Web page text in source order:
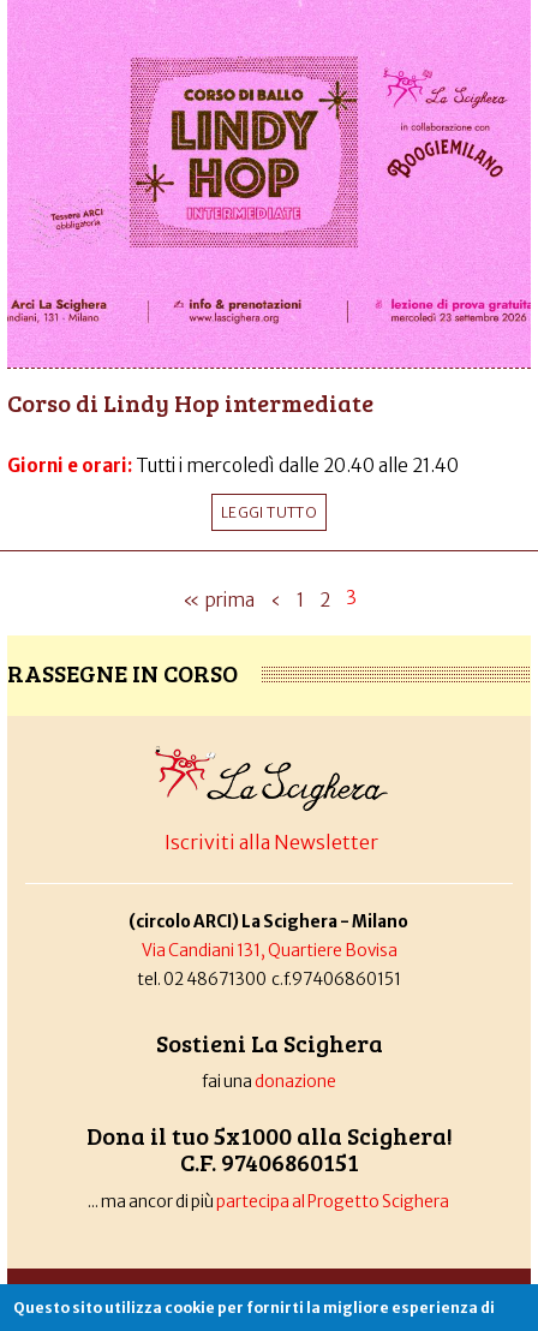
Corso di Lindy Hop intermediate
Giorni e orari: Tutti i mercoledì dalle 20.40 alle 21.40
LEGGI TUTTO
« prima ‹ 1 2 3
RASSEGNE IN CORSO
Iscriviti alla Newsletter
(circolo ARCI) La Scighera - Milano
Via Candiani 131, Quartiere Bovisa
tel. 02 48671300 c.f.97406860151
Sostieni La Scighera
fai unadonazione
Dona il tuo 5x1000 alla Scighera!
C.F. 97406860151
... ma ancor di piùpartecipa al Progetto Scighera
Questo sito utilizza cookie per fornirti la migliore esperienza di